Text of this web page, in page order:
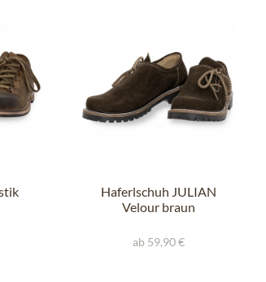
Haferlschuh JULIAN
Velour braun
ab 59,90 €